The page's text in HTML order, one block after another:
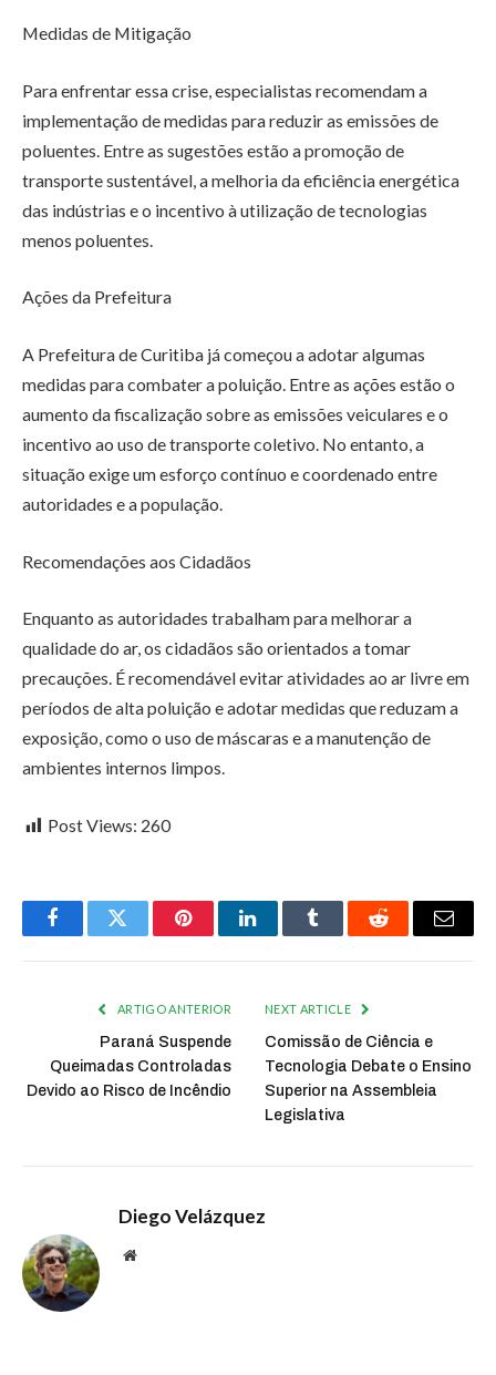
Medidas de Mitigação
Para enfrentar essa crise, especialistas recomendam a
implementação de medidas para reduzir as emissões de
poluentes. Entre as sugestões estão a promoção de
transporte sustentável, a melhoria da eficiência energética
das indústrias e o incentivo à utilização de tecnologias
menos poluentes.
Ações da Prefeitura
A Prefeitura de Curitiba já começou a adotar algumas
medidas para combater a poluição. Entre as ações estão o
aumento da fiscalização sobre as emissões veiculares e o
incentivo ao uso de transporte coletivo. No entanto, a
situação exige um esforço contínuo e coordenado entre
autoridades e a população.
Recomendações aos Cidadãos
Enquanto as autoridades trabalham para melhorar a
qualidade do ar, os cidadãos são orientados a tomar
precauções. É recomendável evitar atividades ao ar livre em
períodos de alta poluição e adotar medidas que reduzam a
exposição, como o uso de máscaras e a manutenção de
ambientes internos limpos.
Post Views: 260
FacebookTwitter PinterestLinkedInTumblr Reddit Email
ARTIGO ANTERIOR
Paraná Suspende
Queimadas Controladas
Devido ao Risco de Incêndio
NEXT ARTICLE
Comissão de Ciência e
Tecnologia Debate o Ensino
Superior na Assembleia
Legislativa
Diego Velázquez
Website